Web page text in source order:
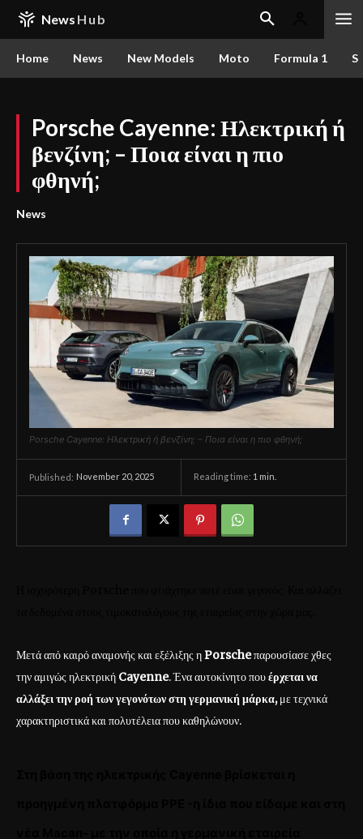
News Hub
Home News New Models Moto Formula 1
Porsche Cayenne: Ηλεκτρική ή
βενζίνη; – Ποια είναι η πιο
φθηνή;
News
Porsche Cayenne: Ηλεκτρική ή βενζίνη; – Ποια είναι η πιο φθηνή;
Published: November 20, 2025 Reading time: 1 min.
Μετά από καιρό αναμονής και εξέλιξης ηPorscheπαρουσίασε χθες
την αμιγώς ηλεκτρική Cayenne. Ένα αυτοκίνητο πουέρχεται να
αλλάξει την ροή των γεγονότων στη γερμανική μάρκα,με τεχνικά
χαρακτηριστικά και πολυτέλεια που καθηλώνουν.